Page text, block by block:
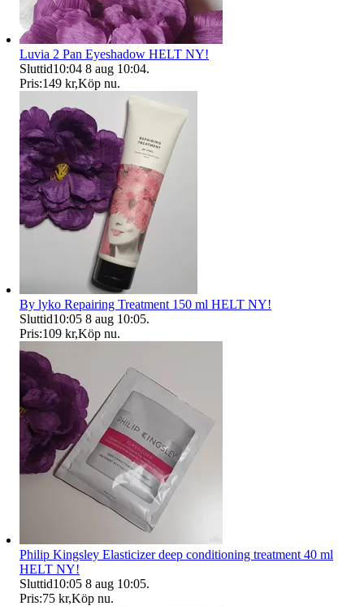
Luvia 2 Pan Eyeshadow HELT NY!
Sluttid10:04 8 aug 10:04.
Pris:149 kr,Köp nu.
By lyko Repairing Treatment 150 ml HELT NY!
Sluttid10:05 8 aug 10:05.
Pris:109 kr,Köp nu.
Philip Kingsley Elasticizer deep conditioning treatment 40 ml
HELT NY!
Sluttid10:05 8 aug 10:05.
Pris:75 kr,Köp nu.